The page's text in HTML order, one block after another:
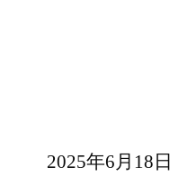
2025年6月18日